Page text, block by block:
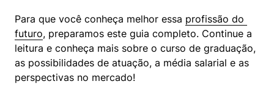
Para que você conheça melhor essa profissão do
futuro, preparamos este guia completo. Continue a
leitura e conheça mais sobre o curso de graduação,
as possibilidades de atuação, a média salarial e as
perspectivas no mercado!